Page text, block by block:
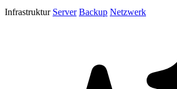
Infrastruktur Server Backup Netzwerk